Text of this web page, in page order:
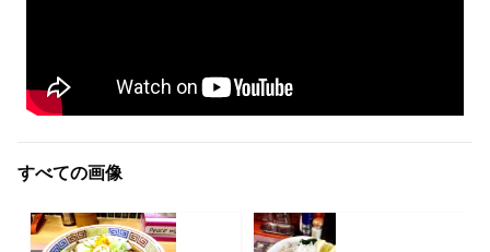
すべての画像